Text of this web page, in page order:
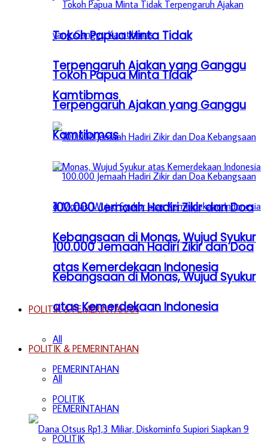
Tokoh Papua Minta Tidak
Terpengaruh Ajakan yang Ganggu
Kamtibmas
100.000 Jemaah Hadiri Zikir dan Doa
Kebangsaan di Monas, Wujud Syukur
atas Kemerdekaan Indonesia
POLITIK & PEMERINTAHAN
All
PEMERINTAHAN
POLITIK
Tokoh Papua Minta Tidak
Terpengaruh Ajakan yang Ganggu
Kamtibmas
100.000 Jemaah Hadiri Zikir dan Doa
Kebangsaan di Monas, Wujud Syukur
atas Kemerdekaan Indonesia
POLITIK & PEMERINTAHAN
All
PEMERINTAHAN
POLITIK